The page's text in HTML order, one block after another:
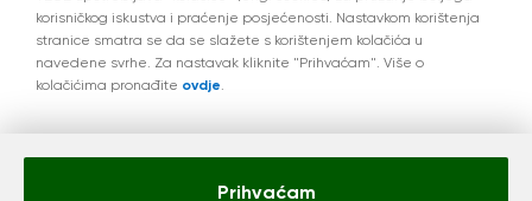
Koje restorane ne
korisničkog iskustva i praćenje posjećenosti. Nastavkom korištenja
stranice smatra se da se slažete s korištenjem kolačića u
navedene svrhe. Za nastavak kliknite "Prihvaćam". Više o
kolačićima pronađite ovdje.
Prihvaćam